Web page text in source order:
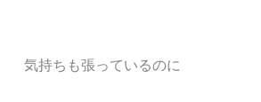
気持ちも張っているのに